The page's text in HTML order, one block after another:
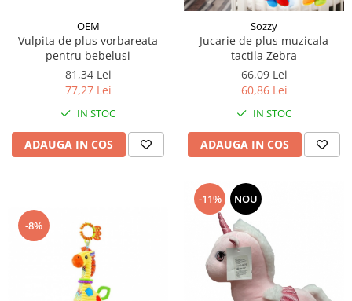
Micul explorator
Nisip kinetic
Pictura, modelaj si accesorii
Tarcuri si corturi
Tarc joaca copii
Tarc joaca bebe
Tarc joaca cu bile
OEM
Vulpita de plus vorbareata
pentru bebelusi
81,34 Lei
77,27 Lei
IN STOC
ADAUGA IN COS
Sozzy
Jucarie de plus muzicala
tactila Zebra
66,09 Lei
60,86 Lei
IN STOC
ADAUGA IN COS
-8%
-11% NOU